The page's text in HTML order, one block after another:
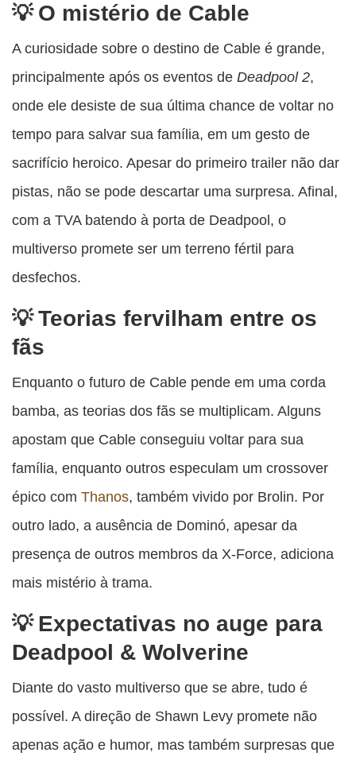
O mistério de Cable
A curiosidade sobre o destino de Cable é grande,
principalmente após os eventos de Deadpool 2,
onde ele desiste de sua última chance de voltar no
tempo para salvar sua família, em um gesto de
sacrifício heroico. Apesar do primeiro trailer não dar
pistas, não se pode descartar uma surpresa. Afinal,
com a TVA batendo à porta de Deadpool, o
multiverso promete ser um terreno fértil para
desfechos.
Teorias fervilham entre os
fãs
Enquanto o futuro de Cable pende em uma corda
bamba, as teorias dos fãs se multiplicam. Alguns
apostam que Cable conseguiu voltar para sua
família, enquanto outros especulam um crossover
épico com Thanos, também vivido por Brolin. Por
outro lado, a ausência de Dominó, apesar da
presença de outros membros da X-Force, adiciona
mais mistério à trama.
Expectativas no auge para
Deadpool & Wolverine
Diante do vasto multiverso que se abre, tudo é
possível. A direção de Shawn Levy promete não
apenas ação e humor, mas também surpresas que